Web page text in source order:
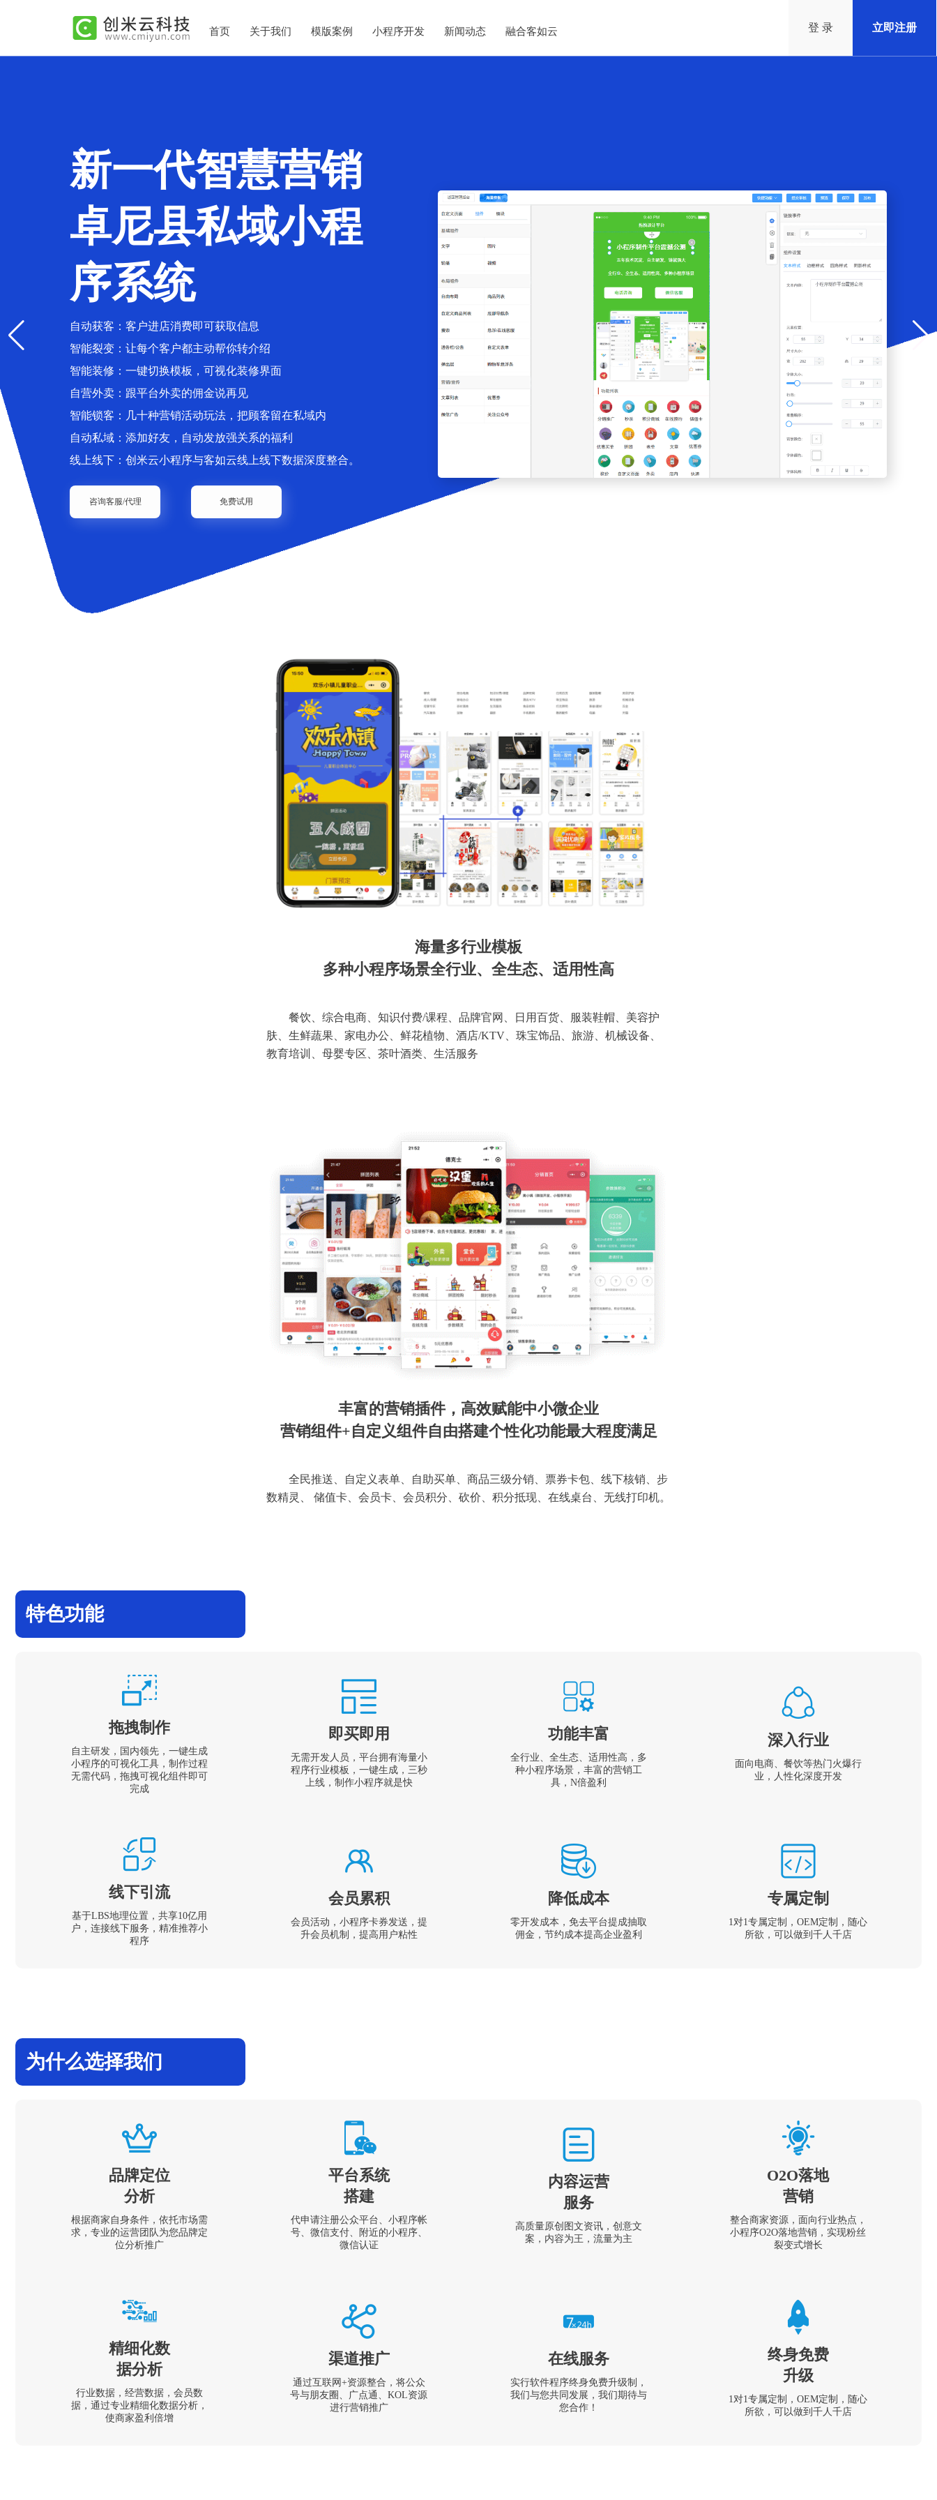
首页 关于我们 模版案例 小程序开发 新闻动态 融合客如云 登 录 立即注册
新一代智慧营销
卓尼县私域小程
序系统
自动获客：客户进店消费即可获取信息
智能裂变：让每个客户都主动帮你转介绍
智能装修：一键切换模板，可视化装修界面
自营外卖：跟平台外卖的佣金说再见
智能锁客：几十种营销活动玩法，把顾客留在私域内
自动私域：添加好友，自动发放强关系的福利
线上线下：创米云小程序与客如云线上线下数据深度整合。
咨询客服/代理 免费试用
海量多行业模板
多种小程序场景全行业、全生态、适用性高
餐饮、综合电商、知识付费/课程、品牌官网、日用百货、服装鞋帽、美容护
肤、生鲜蔬果、家电办公、鲜花植物、酒店/KTV、珠宝饰品、旅游、机械设备、
教育培训、母婴专区、茶叶酒类、生活服务
丰富的营销插件，高效赋能中小微企业
营销组件+自定义组件自由搭建个性化功能最大程度满足
全民推送、自定义表单、自助买单、商品三级分销、票券卡包、线下核销、步
数精灵、 储值卡、会员卡、会员积分、砍价、积分抵现、在线桌台、无线打印机。
特色功能
拖拽制作
自主研发，国内领先，一键生成
小程序的可视化工具，制作过程
无需代码，拖拽可视化组件即可
完成
即买即用
无需开发人员，平台拥有海量小
程序行业模板，一键生成，三秒
上线，制作小程序就是快
功能丰富
全行业、全生态、适用性高，多
种小程序场景，丰富的营销工
具，N倍盈利
深入行业
面向电商、餐饮等热门火爆行
业，人性化深度开发
线下引流
基于LBS地理位置，共享10亿用
户，连接线下服务，精准推荐小
程序
会员累积
会员活动，小程序卡券发送，提
升会员机制，提高用户粘性
降低成本
零开发成本，免去平台提成抽取
佣金，节约成本提高企业盈利
专属定制
1对1专属定制，OEM定制，随心
所欲，可以做到千人千店
为什么选择我们
品牌定位
分析
根据商家自身条件，依托市场需
求，专业的运营团队为您品牌定
位分析推广
平台系统
搭建
代申请注册公众平台、小程序帐
号、微信支付、附近的小程序、
微信认证
内容运营
服务
高质量原创图文资讯，创意文
案，内容为王，流量为主
O2O落地
营销
整合商家资源，面向行业热点，
小程序O2O落地营销，实现粉丝
裂变式增长
精细化数
据分析
行业数据，经营数据，会员数
据，通过专业精细化数据分析，
使商家盈利倍增
渠道推广
通过互联网+资源整合，将公众
号与朋友圈、广点通、KOL资源
进行营销推广
在线服务
实行软件程序终身免费升级制，
我们与您共同发展，我们期待与
您合作！
终身免费
升级
1对1专属定制，OEM定制，随心
所欲，可以做到千人千店